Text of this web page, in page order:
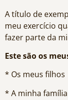
A título de
meu exercício
fazer parte da
Este são os
* Os meus filhos
* A minha família